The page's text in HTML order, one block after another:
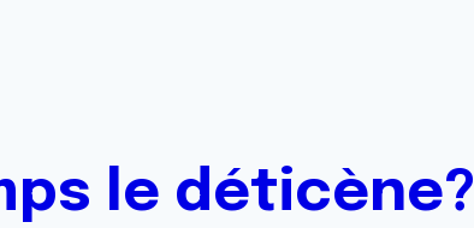
le déticène?